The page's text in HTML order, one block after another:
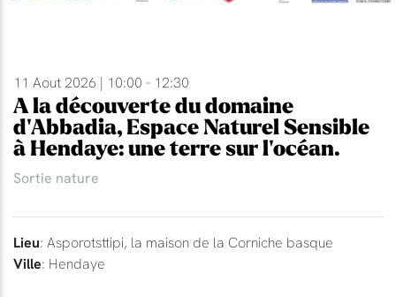
11 Aout 2026 | 10:00 - 12:30
A la découverte du domaine
d'Abbadia, Espace Naturel Sensible
à Hendaye: une terre sur l'océan.
Sortie nature
Lieu: Asporotsttipi, la maison de la Corniche basque
Ville: Hendaye